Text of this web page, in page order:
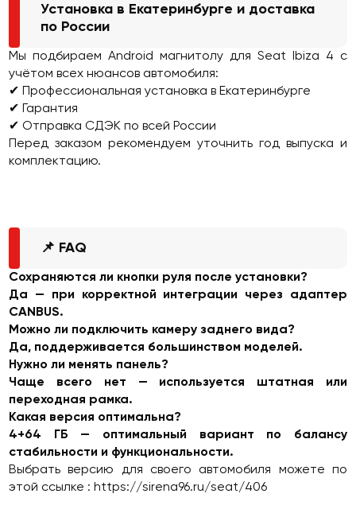
Установка в Екатеринбурге и доставка
по России
Мы подбираем Android магнитолу для Seat Ibiza 4 с
учётом всех нюансов автомобиля:
✔ Профессиональная установка в Екатеринбурге
✔ Гарантия
✔ Отправка СДЭК по всей России
Перед заказом рекомендуем уточнить год выпуска и
комплектацию.
📌 FAQ
Сохраняются ли кнопки руля после установки?
Да — при корректной интеграции через адаптер
CANBUS.
Можно ли подключить камеру заднего вида?
Да, поддерживается большинством моделей.
Нужно ли менять панель?
Чаще всего нет — используется штатная или
переходная рамка.
Какая версия оптимальна?
4+64 ГБ — оптимальный вариант по балансу
стабильности и функциональности.
Выбрать версию для своего автомобиля можете по
этой ссылке : https://sirena96.ru/seat/406